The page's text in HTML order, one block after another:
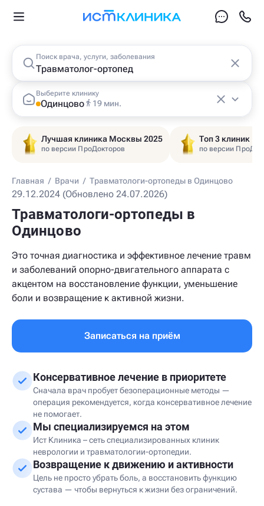
Поиск врача, услуги, заболевания
Выберите клинику
Одинцово 19 мин.
Лучшая клиника Москвы 2025
по версии ПроДокторов
Топ 3 клиник
по версии
Главная / Врачи / Травматологи-ортопеды в Одинцово
29.12.2024 (Обновлено 24.07.2026)
Травматологи-ортопеды в
Одинцово
Это точная диагностика и эффективное лечение травм
и заболеваний опорно-двигательного аппарата с
акцентом на восстановление функции, уменьшение
боли и возвращение к активной жизни.
Записаться на приём
Консервативное лечение в приоритете
Сначала врач пробует безоперационные методы —
операция рекомендуется, когда консервативное лечение
не помогает.
Мы специализируемся на этом
Ист Клиника – сеть специализированных клиник
неврологии и травматологии-ортопедии.
Возвращение к движению и активности
Цель не просто убрать боль, а восстановить функцию
сустава — чтобы вернуться к жизни без ограничений.